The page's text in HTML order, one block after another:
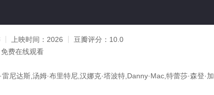
上映时间： 2026 豆瓣评分： 10.0
费在线观看
尼达斯,汤姆·布里特尼,汉娜克·塔波特,Danny·Mac,特蕾莎·森登·加